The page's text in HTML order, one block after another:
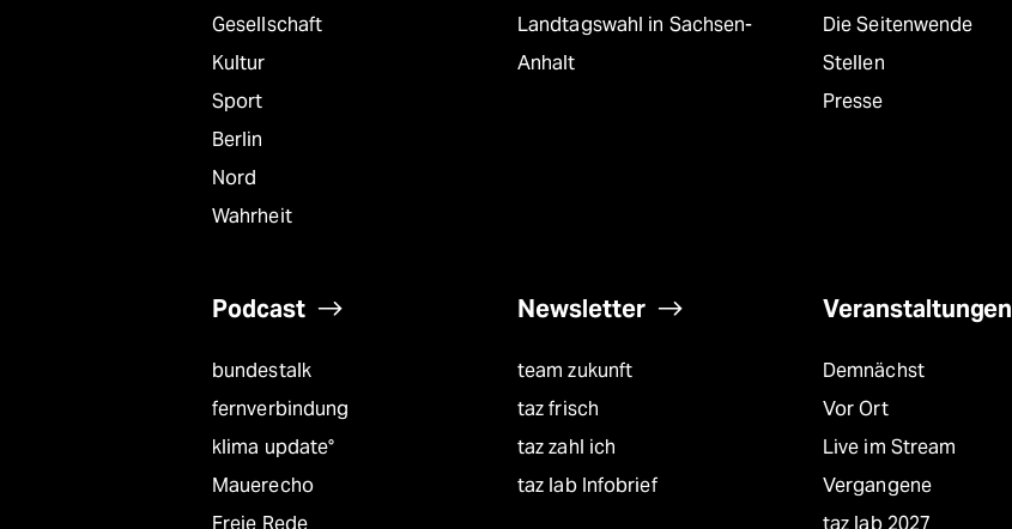
Gesellschaft
Kultur
Sport
Berlin
Nord
Wahrheit
Landtagswahl in Sachsen-
Anhalt
Die Seitenwende
Stellen
Presse
Podcast
bundestalk
fernverbindung
klima update°
Mauerecho
Freie Rede
Newsletter
team zukunft
taz frisch
taz zahl ich
taz lab Infobrief
Veranstaltungen
Demnächst
Vor Ort
Live im Stream
Vergangene
taz lab 2027